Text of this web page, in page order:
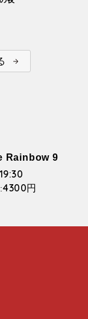
Rainbow 9
19:30
4300円